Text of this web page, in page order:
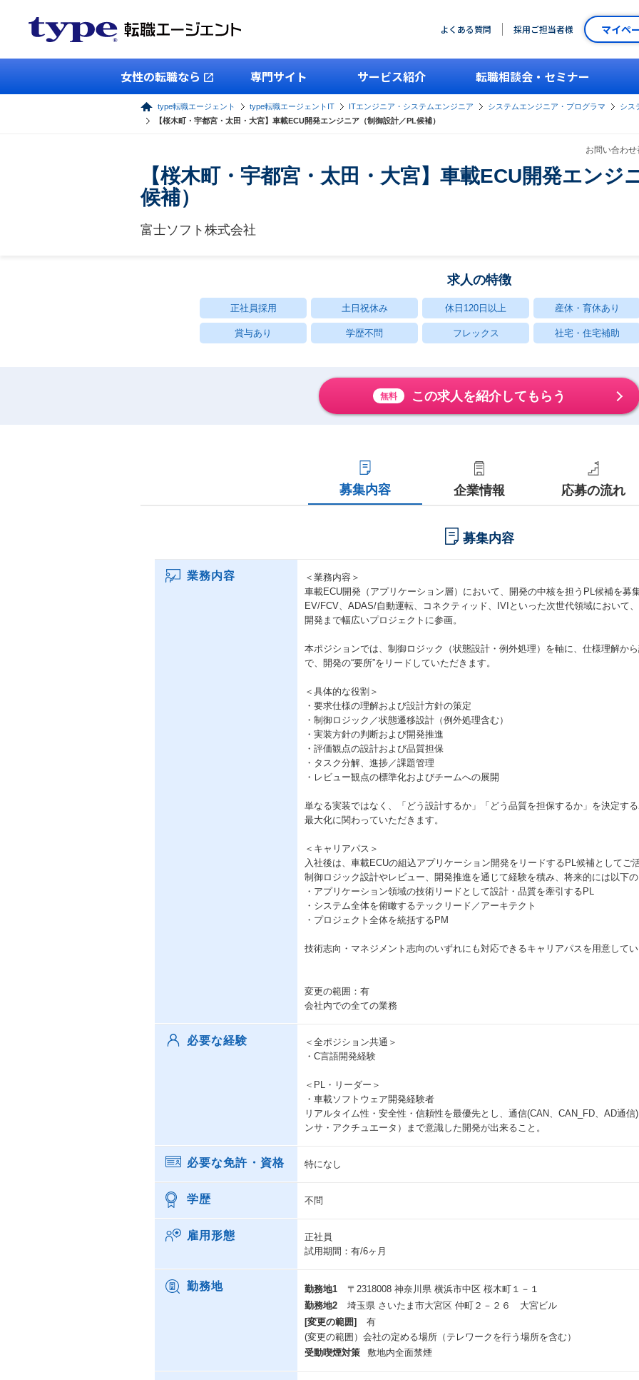
よくある質問 採用ご担当者様 マイペ
女性の転職なら 専門サイト サービス紹介 転職相談会・セミナー
type転職エージェント type転職エージェントIT ITエンジニア・システムエンジニア システムエンジニア・プログラマ
シス
【桜木町・宇都宮・太田・大宮】車載ECU開発エンジニア（制御設計／PL候補）
お問い合わ
【桜木町・宇都宮・太田・大宮】車載ECU開発エンジ
候補）
富士ソフト株式会社
求人の特徴
正社員採用 土日祝休み 休日120日以上 産休・育休あり
賞与あり 学歴不問 フレックス 社宅・住宅補助
無料 この求人を紹介してもらう
募集内容 企業情報 応募の流れ
募集内容
業務内容
＜業務内容＞
車載ECU開発（アプリケーション層）において、開発の中核を担うPL候補を募
EV/FCV、ADAS/自動運転、コネクティッド、IVIといった次世代領域において
開発まで幅広いプロジェクトに参画。
本ポジションでは、制御ロジック（状態設計・例外処理）を軸に、仕様理解か
で、開発の“要所”をリードしていただきます。
＜具体的な役割＞
・要求仕様の理解および設計方針の策定
・制御ロジック／状態遷移設計（例外処理含む）
・実装方針の判断および開発推進
・評価観点の設計および品質担保
・タスク分解、進捗／課題管理
・レビュー観点の標準化およびチームへの展開
単なる実装ではなく、「どう設計するか」「どう品質を担保するか」を決定す
最大化に関わっていただきます。
＜キャリアパス＞
入社後は、車載ECUの組込アプリケーション開発をリードするPL候補としてご
制御ロジック設計やレビュー、開発推進を通じて経験を積み、将来的には以下
・アプリケーション領域の技術リードとして設計・品質を牽引するPL
・システム全体を俯瞰するテックリード／アーキテクト
・プロジェクト全体を統括するPM
技術志向・マネジメント志向のいずれにも対応できるキャリアパスを用意して
変更の範囲：有
会社内での全ての業務
必要な経験
＜全ポジション共通＞
・C言語開発経験
＜PL・リーダー＞
・車載ソフトウェア開発経験者
リアルタイム性・安全性・信頼性を最優先とし、通信(CAN、CAN_FD、AD通
ンサ・アクチュエータ）まで意識した開発が出来ること。
必要な免許・資格 特になし
学歴 不問
雇用形態
正社員
試用期間：有/6ヶ月
勤務地 勤務地1
〒2318008 神奈川県 横浜市中区 桜木町１－１
勤務地2
埼玉県 さいたま市大宮区 仲町２－２６ 大宮ビル
[変更の範囲]
有
(変更の範囲）会社の定める場所（テレワークを行う場所を含む）
受動喫煙対策
敷地内全面禁煙